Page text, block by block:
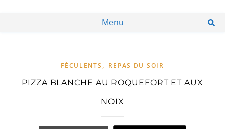
Menu
FÉCULENTS , REPAS DU SOIR
PIZZA BLANCHE AU ROQUEFORT ET AUX
NOIX